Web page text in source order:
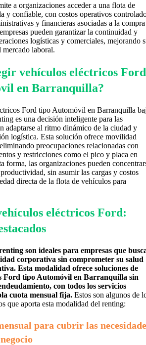
a organizaciones acceder a una flota de
y confiable, con costos operativos
y financieras asociadas a la compra
pueden garantizar la continuidad y
logísticas y comerciales, mejorando
laboral.
vehículos eléctricos Ford
en Barranquilla?
Ford tipo Automóvil en Barranquilla
es una decisión inteligente para las
adaptarse al ritmo dinámico de la ciudad y
logística. Esta solución ofrece movilidad
preocupaciones relacionadas con
y restricciones como el pico y placa en
forma, las organizaciones pueden
sin asumir las cargas y costos
directa de la flota de vehículos para
eléctricos Ford:
son ideales para empresas que
corporativa sin comprometer su salud
Esta modalidad ofrece soluciones de
Ford tipo Automóvil en Barranquilla sin
con todos los servicios
cuota mensual fija. Estos son algunos de
que aporta esta modalidad del renting:
para cubrir las